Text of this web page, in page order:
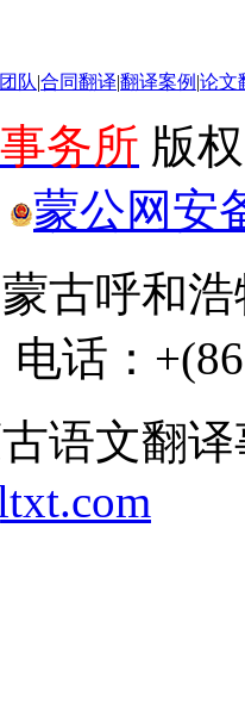
队 合同翻译 翻译案例 论文
务所 版
蒙公网安
古呼和
电话：
古语文翻